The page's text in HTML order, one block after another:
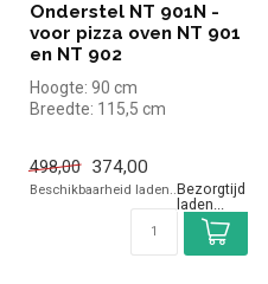
BARTSCHER
Onderstel NT 901N -
voor pizza oven NT 901
en NT 902
Hoogte: 90 cm
498,00
374,00
Beschikbaarheid laden..